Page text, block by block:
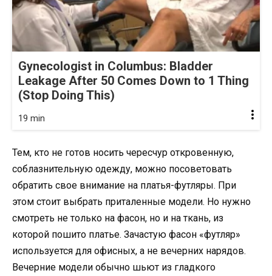
Gynecologist in Columbus: Bladder
Leakage After 50 Comes Down to 1 Thing
(Stop Doing This)
19 min
Тем, кто не готов носить чересчур откровенную,
соблазнительную одежду, можно посоветовать
обратить свое внимание на платья-футляры. При
этом стоит выбрать приталенные модели. Но нужно
смотреть не только на фасон, но и на ткань, из
которой пошито платье. Зачастую фасон «футляр»
используется для офисных, а не вечерних нарядов.
Вечерние модели обычно шьют из гладкого